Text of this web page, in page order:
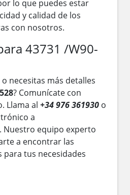
lo que puedes estar
y calidad de los
con nosotros.
43731 /W90-
necesitas más detalles
? Comunícate con
Llama al +34 976 361930 o
a
. Nuestro equipo experto
a encontrar las
tus necesidades